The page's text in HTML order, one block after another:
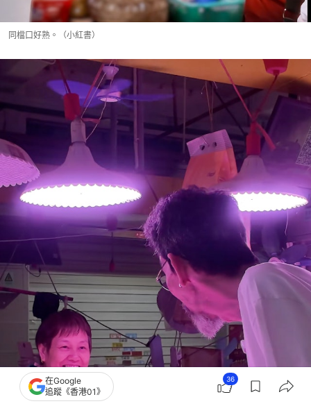
同檔口好熟。（小紅書）
在Google
追蹤《香港01》
36